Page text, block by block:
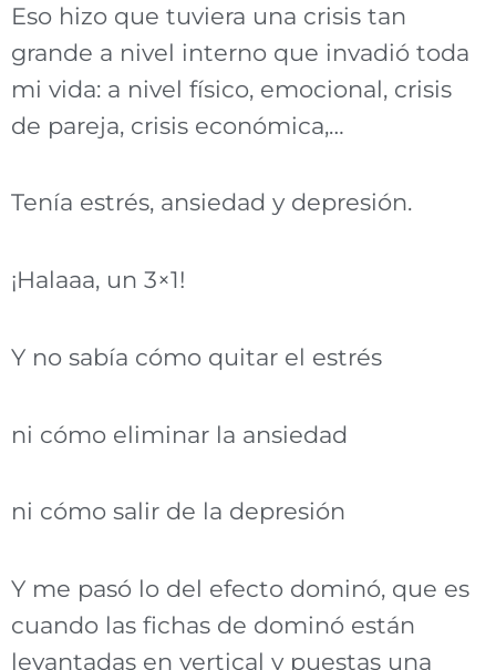
Eso hizo que tuviera una crisis tan
grande a nivel interno que invadió toda
mi vida: a nivel físico, emocional, crisis
de pareja, crisis económica,…
Tenía estrés, ansiedad y depresión.
¡Halaaa, un 3×1!
Y no sabía cómo quitar el estrés
ni cómo eliminar la ansiedad
ni cómo salir de la depresión
Y me pasó lo del efecto dominó, que es
cuando las fichas de dominó están
levantadas en vertical y puestas una